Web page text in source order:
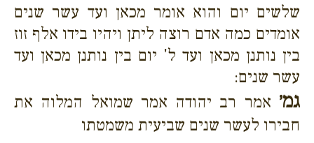
שלשים יום והוא אומר מכאן ועד עשר שנים
אומדים כמה אדם רוצה ליתן ויהיו בידו אלף זוז
בין נותנן מכאן ועד ל' יום בין נותנן מכאן ועד
עשר שנים:
גמ׳ אמר רב יהודה אמר שמואל המלוה את
חבירו לעשר שנים שביעית משמטתו